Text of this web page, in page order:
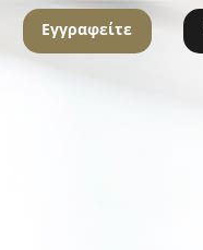
Εγγραφείτε